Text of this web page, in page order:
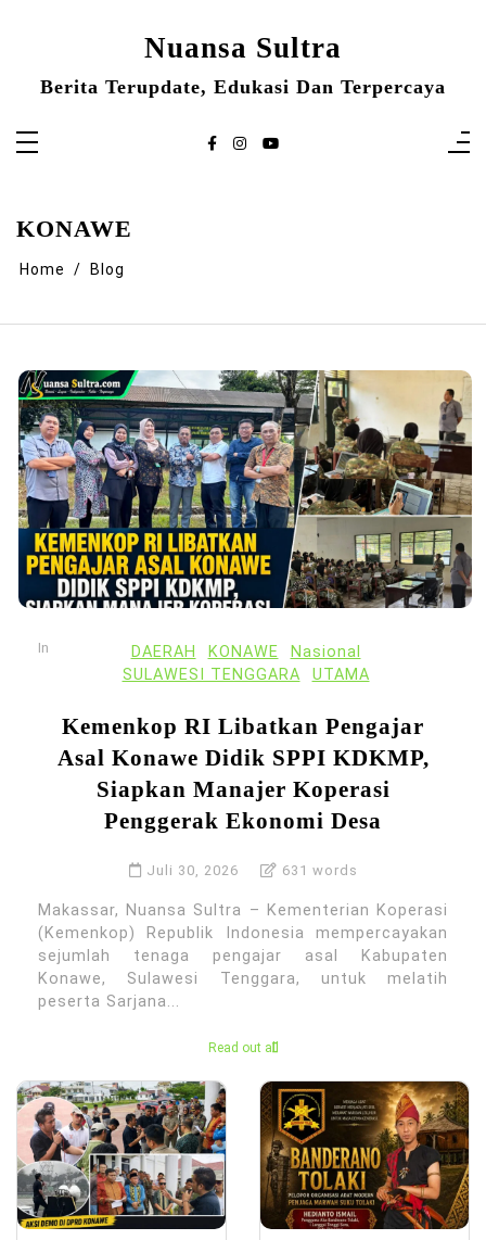
Nuansa Sultra
Berita Terupdate, Edukasi Dan Terpercaya
KONAWE
Home Blog
In DAERAH KONAWE
Nasional
SULAWESI TENGGARA
UTAMA
Kemenkop RI Libatkan Pengajar
Asal Konawe Didik SPPI KDKMP,
Siapkan Manajer Koperasi
Penggerak Ekonomi Desa
Juli 30, 2026 631 words
Makassar, Nuansa Sultra – Kementerian Koperasi
(Kemenkop) Republik Indonesia mempercayakan
sejumlah tenaga pengajar asal Kabupaten
Konawe, Sulawesi Tenggara, untuk melatih
peserta Sarjana...
Read out all